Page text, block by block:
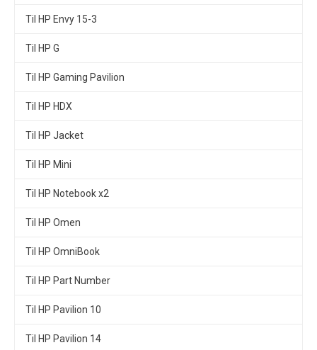
Til HP Envy 15-3
Til HP G
Til HP Gaming Pavilion
Til HP HDX
Til HP Jacket
Til HP Mini
Til HP Notebook x2
Til HP Omen
Til HP OmniBook
Til HP Part Number
Til HP Pavilion 10
Til HP Pavilion 14